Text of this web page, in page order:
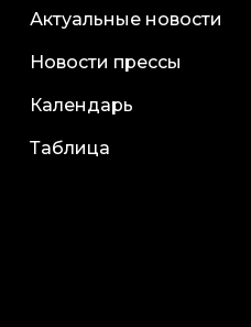
Актуальные новости
Новости прессы
Календарь
Таблица